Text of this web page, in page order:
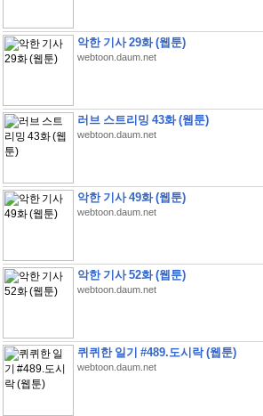
악한 기사 29화 (웹툰)
webtoon.daum.net
러브 스트리밍 43화 (웹툰)
webtoon.daum.net
악한 기사 49화 (웹툰)
webtoon.daum.net
악한 기사 52화 (웹툰)
webtoon.daum.net
퀴퀴한 일기 #489.도시락 (웹툰)
webtoon.daum.net